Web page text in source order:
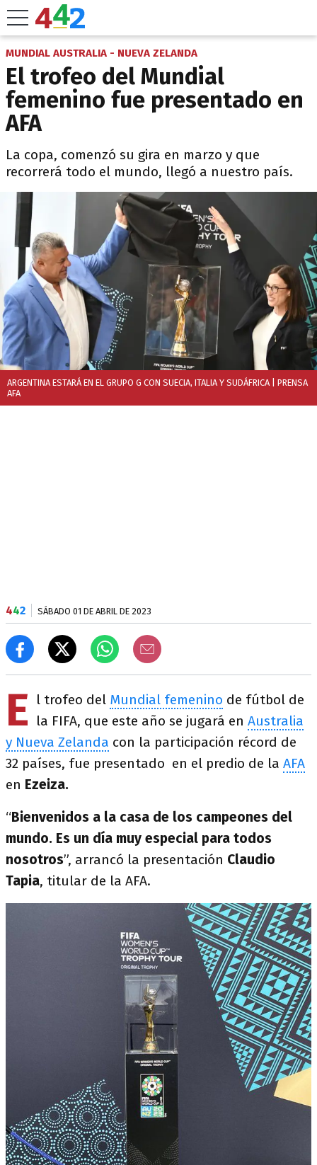
MUNDIAL AUSTRALIA - NUEVA ZELANDA
El trofeo del Mundial
femenino fue presentado en
AFA
La copa, comenzó su gira en marzo y que
recorrerá todo el mundo, llegó a nuestro país.
ARGENTINA ESTARÁ EN EL GRUPO G CON SUECIA, ITALIA Y SUDÁFRICA | PRENSA
AFA
442 SÁBADO 01 DE ABRIL DE 2023
E l trofeo del Mundial femenino de fútbol de
la FIFA, que este año se jugará en Australia
y Nueva Zelanda con la participación récord de
32 países, fue presentado en el predio de la AFA
en Ezeiza.
“Bienvenidos a la casa de los campeones del
mundo. Es un día muy especial para todos
nosotros”, arrancó la presentación Claudio
Tapia, titular de la AFA.